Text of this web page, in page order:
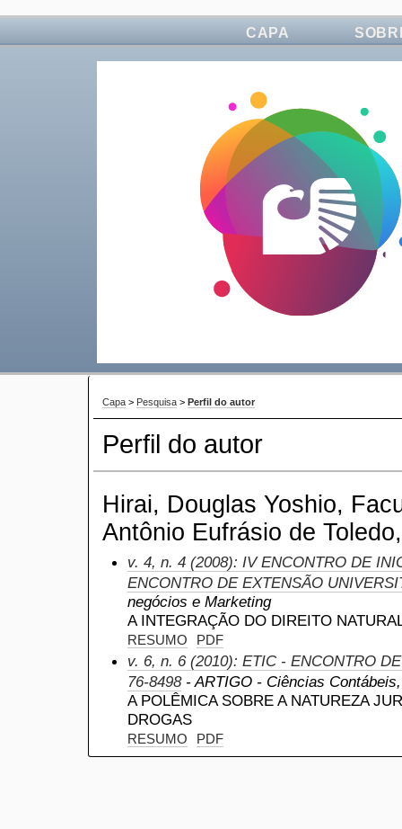
CAPA
Capa > Pesquisa > Perfil do autor
Perfil do autor
Hirai, Douglas Yoshio,
Antônio Eufrásio de
v. 4, n. 4 (2008): IV ENCONTRO DE
ENCONTRO DE EXTENSÃO
negócios e Marketing
A INTEGRAÇÃO DO DIREITO
RESUMO PDF
v. 6, n. 6 (2010): ETIC - ENCONTRO
76-8498- ARTIGO - Ciências
A POLÊMICA SOBRE A NATUREZA
DROGAS
RESUMO PDF